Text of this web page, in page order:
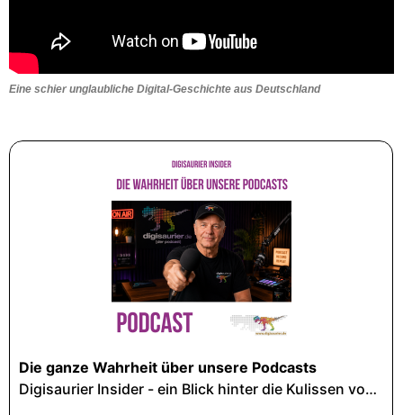
Eine schier unglaubliche Digital-Geschichte aus Deutschland